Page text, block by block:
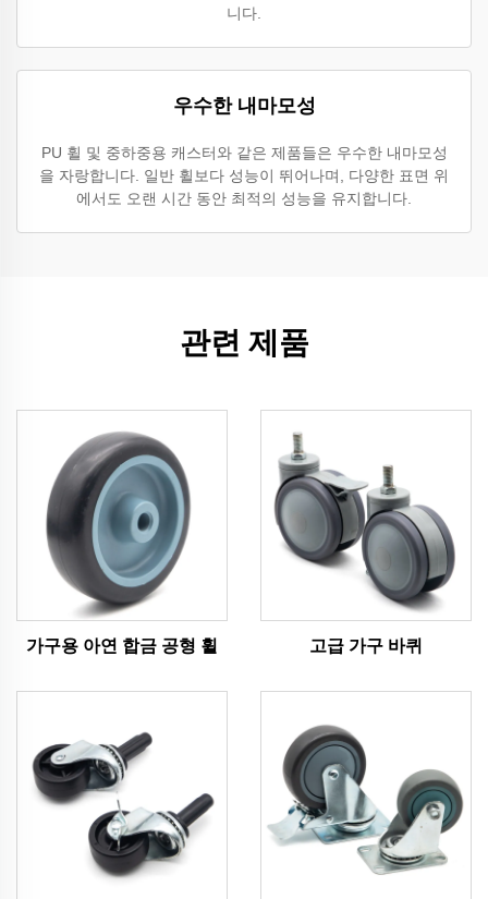
니다.
우수한 내마모성
PU 휠 및 중하중용 캐스터와 같은 제품들은 우수한 내마모성
을 자랑합니다. 일반 휠보다 성능이 뛰어나며, 다양한 표면 위
에서도 오랜 시간 동안 최적의 성능을 유지합니다.
관련 제품
가구용 아연 합금 공형 휠 고급 가구 바퀴